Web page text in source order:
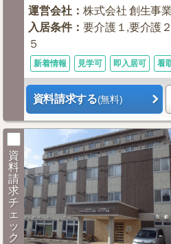
運営会社 ：株式会社 創生事
入居条件：要介護１,要介護
５
新着情報 見学可 即入居可 看
資料請求する(無料)
資
料
請
求
チ
ェ
ッ
ク